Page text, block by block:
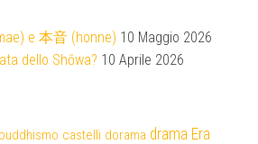
e 本音 (honne) 10 Maggio 2026
dello Shōwa? 10 Aprile 2026
buddhismo castelli dorama drama Era